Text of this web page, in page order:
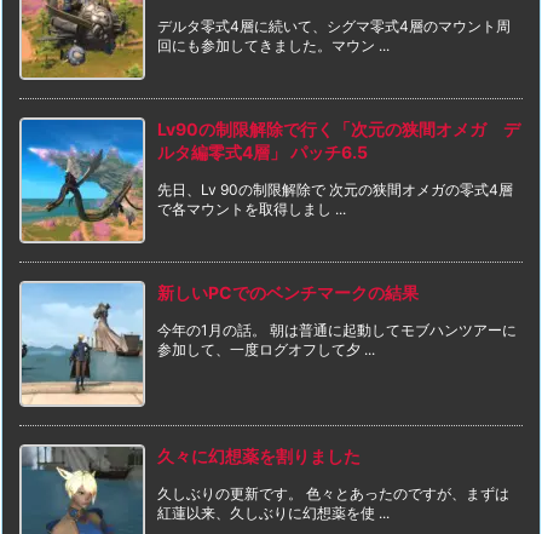
デルタ零式4層に続いて、シグマ零式4層のマウント周
回にも参加してきました。マウン ...
Lv90の制限解除で行く「次元の狭間オメガ デ
ルタ編零式4層」 パッチ6.5
先日、Lv 90の制限解除で 次元の狭間オメガの零式4層
で各マウントを取得しまし ...
新しいPCでのベンチマークの結果
今年の1月の話。 朝は普通に起動してモブハンツアーに
参加して、一度ログオフして夕 ...
久々に幻想薬を割りました
久しぶりの更新です。 色々とあったのですが、まずは
紅蓮以来、久しぶりに幻想薬を使 ...